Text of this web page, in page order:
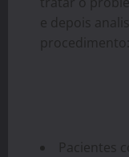
e depois
procedimento:
Pacientes